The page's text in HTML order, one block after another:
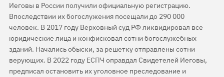
Иеговы в России получили официальную регистрацию.
Впоследствии их богослужения посещали до 290 000
человек. В 2017 году Верховный суд РФ ликвидировал все
юридические лица и конфисковал сотни богослужебных
зданий. Начались обыски, за решетку отправлены сотни
верующих. В 2022 году ЕСПЧ оправдал Свидетелей Иеговы,
предписал остановить их уголовное преследование и